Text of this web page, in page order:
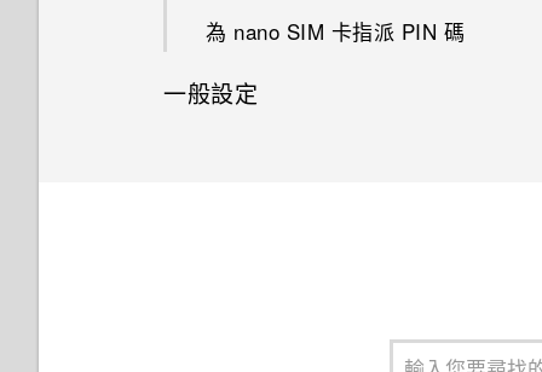
選取、複製及貼上文字
輸入文字
拍攝特寫相片
拍攝全景相片
停用應用程式
使用 HTC U20 5G 作為 Wi-Fi
使用 NFC
為 nano SIM 卡指派 PIN 碼
一般設定